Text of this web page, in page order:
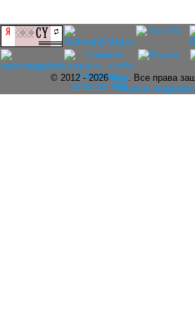
© 2012 - 2026rolar. Все права
Служба